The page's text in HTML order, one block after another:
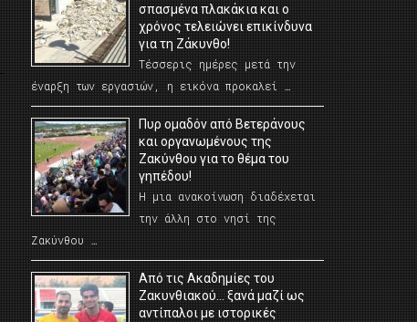
σπασμένα πλακάκια και ο
χρόνος τελειώνει επικίνδυνα
για τη Ζάκυνθο!
Τέσσερις ημέρες μετά την
έναρξη των εργασιών, η εικόνα προκαλεί …
Πυρ ομαδόν από Βετεράνους
και οργανωμένους της
Ζακύνθου για το θέμα του
γηπέδου!
Η μια ανακοίνωση διαδέχεται
την άλλη στο νησί της
Ζακύνθου …
Από τις Ακαδημίες του
Ζακυνθιακού… ξανά μαζί ως
αντίπαλοι με ιστορικές